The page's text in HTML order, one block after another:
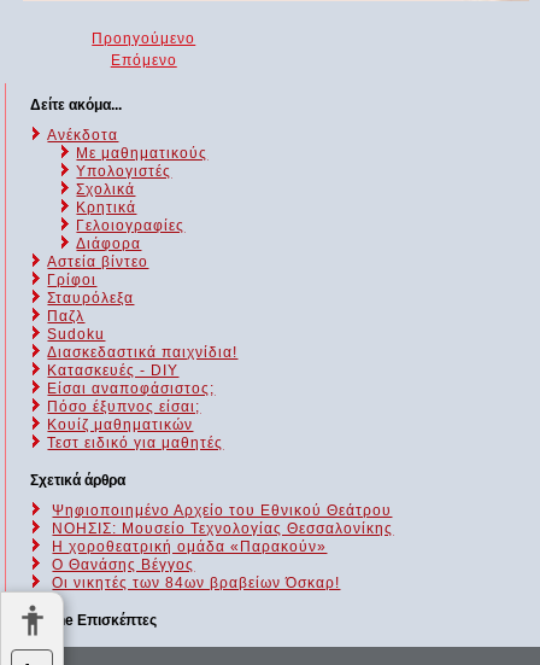
Προηγούμενο
Επόμενο
Δείτε ακόμα...
Ανέκδοτα
Με μαθηματικούς
Υπολογιστές
Σχολικά
Κρητικά
Γελοιογραφίες
Διάφορα
Αστεία βίντεο
Γρίφοι
Σταυρόλεξα
Παζλ
Sudoku
Διασκεδαστικά παιχνίδια!
Κατασκευές - DIY
Είσαι αναποφάσιστος;
Πόσο έξυπνος είσαι;
Kουίζ μαθηματικών
Τεστ ειδικό για μαθητές
Σχετικά άρθρα
Ψηφιοποιημένο Αρχείο του Εθνικού Θεάτρου
ΝΟΗΣΙΣ: Μουσείο Τεχνολογίας Θεσσαλονίκης
Η χοροθεατρική ομάδα «Παρακούν»
Ο Θανάσης Βέγγος
Οι νικητές των 84ων βραβείων Όσκαρ!
Online Επισκέπτες
Αυτήν τη στιγμή επισκέπτονται τον ιστότοπό μας 355 guests και